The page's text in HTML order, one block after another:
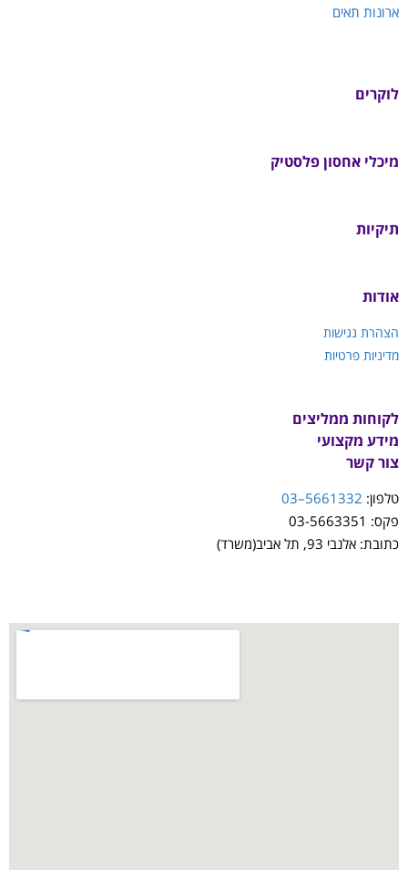
ארונות תאים
לוקרים
מיכלי אחסון פלסטיק
תיקיות
אודות
הצהרת נגישות
מדיניות פרטיות
לקוחות ממליצים
מידע מקצועי
צור קשר
טלפון: 5661332–03
פקס: 03-5663351
כתובת: אלנבי 93, תל אביב(משרד)